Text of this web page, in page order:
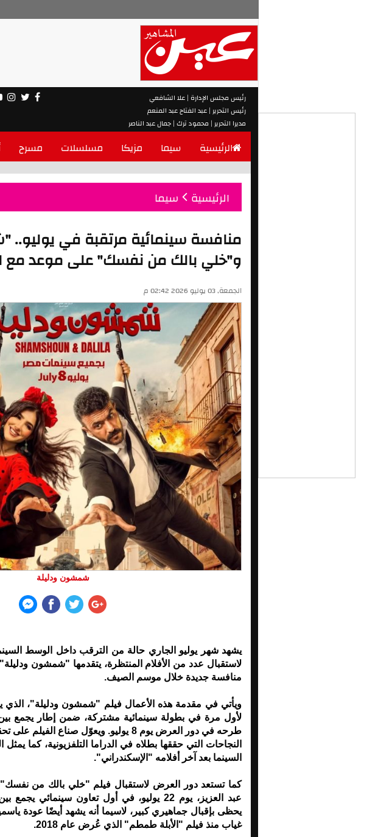
رئيس مجلس الإدارة | علا الشافعي
رئيس التحرير | عبد الفتاح عبد المنعم
مديرا التحرير | محمود ترك | جمال عبد الناصر
الرئيسية سيما مزيكا مسلسلات مسرح
الرئيسية سيما
منافسة سينمائية مرتقبة في
و"خلي بالك من نفسك" على موعد مع
الجمعة, 03 يوليو 2026 02:42 م
شمشون ودليلة
يشهد شهر يوليو الجاري حالة من الترقب داخل الوسط
لاستقبال عدد من الأفلام المنتظرة، يتقدمها "شمشون
منافسة جديدة خلال موسم الصيف.
ويأتي في مقدمة هذه الأعمال فيلم "شمشون ودليلة"،
لأول مرة في بطولة سينمائية مشتركة، ضمن إطار يجمع بين
طرحه في دور العرض يوم 8 يوليو. ويعوّل صناع
النجاحات التي حققها بطلاه في الدراما التلفزيونية، كما
السينما بعد آخر أفلامه "الإسكندراني".
كما تستعد دور العرض لاستقبال فيلم "خلي بالك من
عبد العزيز، يوم 22 يوليو، في أول تعاون
يحظى بإقبال جماهيري كبير، لاسيما أنه يشهد أيضًا عودة
غياب منذ فيلم "الأبلة طمطم" الذي عُرض عام 2018.